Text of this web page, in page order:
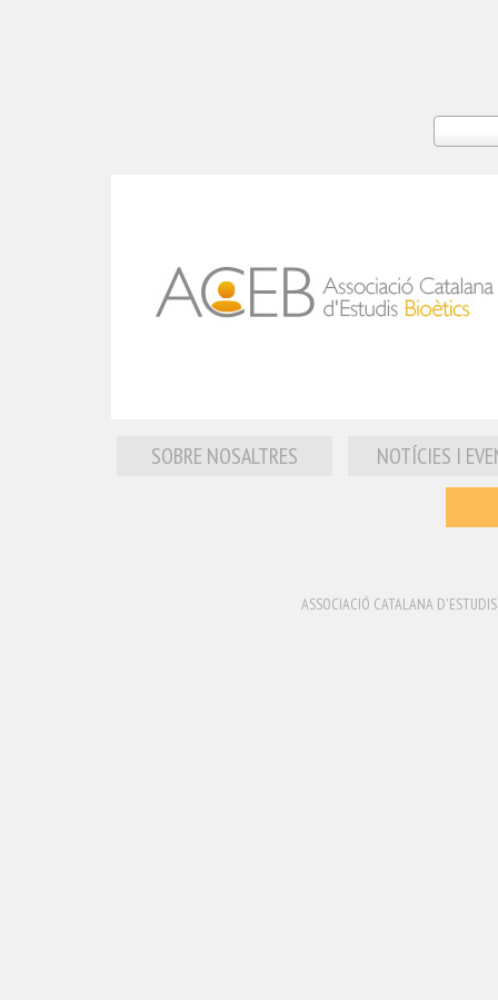
SOBRE NOSALTRES NOTÍCIES I
ASSOCIACIÓ CATALANA